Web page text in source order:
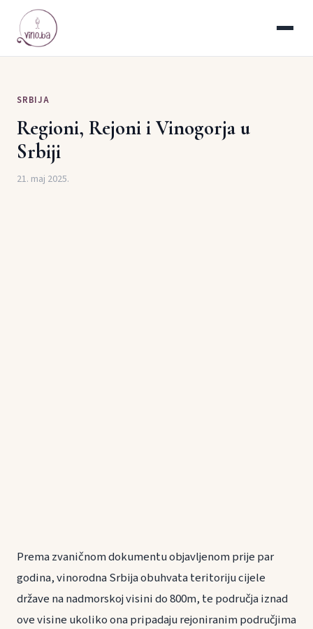
SRBIJA
Regioni, Rejoni i Vinogorja u
Srbiji
21. maj 2025.
Prema zvaničnom dokumentu objavljenom prije par
godina, vinorodna Srbija obuhvata teritoriju cijele
države na nadmorskoj visini do 800m, te područja iznad
ove visine ukoliko ona pripadaju rejoniranim područjima